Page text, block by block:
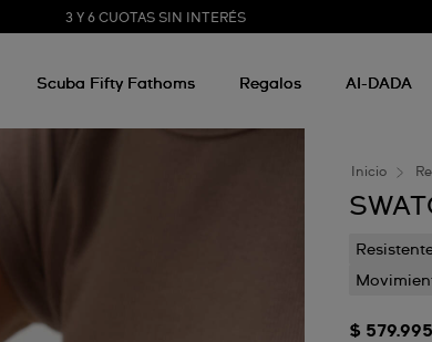
3 Y 6 CUOTAS SIN INTERÉS
Scuba Fifty Fathoms Regalos AI-DADA
Inicio
$